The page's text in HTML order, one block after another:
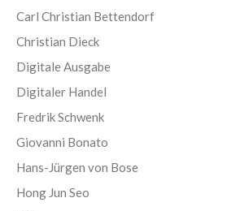
Carl Christian Bettendorf
Christian Dieck
Digitale Ausgabe
Digitaler Handel
Fredrik Schwenk
Giovanni Bonato
Hans-Jürgen von Bose
Hong Jun Seo